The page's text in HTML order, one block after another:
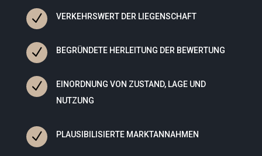
N VERKEHRSWERT DER LIEGENSCHAFT
N BEGRÜNDETE HERLEITUNG DER BEWERTUNG
N
EINORDNUNG VON ZUSTAND, LAGE UND
NUTZUNG
N PLAUSIBILISIERTE MARKTANNAHMEN